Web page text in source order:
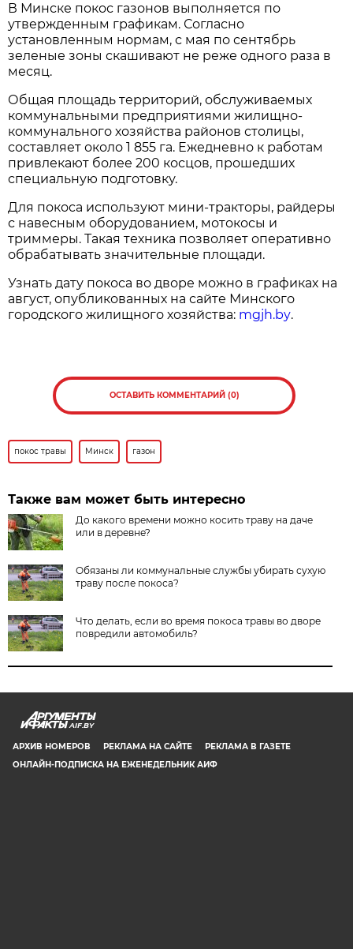
В Минске покос газонов выполняется по
утвержденным графикам. Согласно
установленным нормам, с мая по сентябрь
зеленые зоны скашивают не реже одного раза в
месяц.
Общая площадь территорий, обслуживаемых
коммунальными предприятиями жилищно-
коммунального хозяйства районов столицы,
составляет около 1 855 га. Ежедневно к работам
привлекают более 200 косцов, прошедших
специальную подготовку.
Для покоса используют мини-тракторы, райдеры
с навесным оборудованием, мотокосы и
триммеры. Такая техника позволяет оперативно
обрабатывать значительные площади.
Узнать дату покоса во дворе можно в графиках на
август, опубликованных на сайте Минского
городского жилищного хозяйства: mgjh.by.
ОСТАВИТЬ КОММЕНТАРИЙ (0)
покос травы Минск газон
Также вам может быть интересно
До какого времени можно косить траву на даче
или в деревне?
Обязаны ли коммунальные службы убирать сухую
траву после покоса?
Что делать, если во время покоса травы во дворе
повредили автомобиль?
AIF.BY
АРХИВ НОМЕРОВ РЕКЛАМА НА САЙТЕ
РЕКЛАМА В ГАЗЕТЕ
ОНЛАЙН-ПОДПИСКА НА ЕЖЕНЕДЕЛЬНИК АИФ